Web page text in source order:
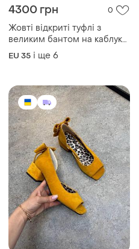
4300 грн 0
Жовті відкриті туфлі з
великим бантом на каблуку
середньої висоти
EU 35 і ще 6